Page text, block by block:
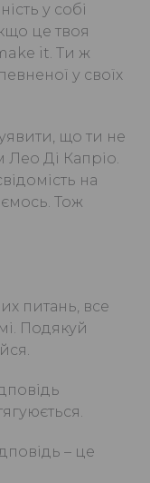
у собі
це твоя
it. Ти ж
у своїх
що ти не
Лео Ді Капріо.
на
Тож
питань, все
Подякуй
– це